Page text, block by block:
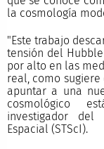
la cosmología
"Este trabajo
tensión del
por alto en las
real, como
apuntar a una
cosmológico
investigador del
Espacial (STScI).